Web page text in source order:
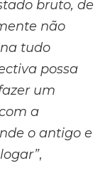
bruto, de
não
tudo
possa
um
a
o antigo e
,